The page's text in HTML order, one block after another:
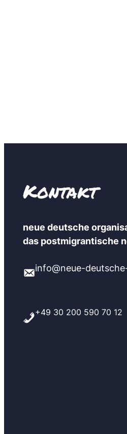
Kontakt
neue deutsche
das postmigrantische
info@neue-
+49 30 200 590 70 12